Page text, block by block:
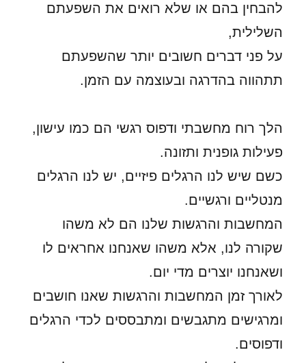
להבחין בהם או שלא רואים את השפעתם
השלילית,
על פני דברים חשובים יותר שהשפעתם
תתהווה בהדרגה ובעוצמה עם הזמן.
הלך רוח מחשבתי ודפוס רגשי הם כמו עישון,
פעילות גופנית ותזונה.
כשם שיש לנו הרגלים פיזיים, יש לנו הרגלים
מנטליים ורגשיים.
המחשבות והרגשות שלנו הם לא משהו
שקורה לנו, אלא משהו שאנחנו אחראים לו
ושאנחנו יוצרים מדי יום.
לאורך זמן המחשבות והרגשות שאנו חושבים
ומרגישים מתגבשים ומתבססים לכדי הרגלים
ודפוסים.